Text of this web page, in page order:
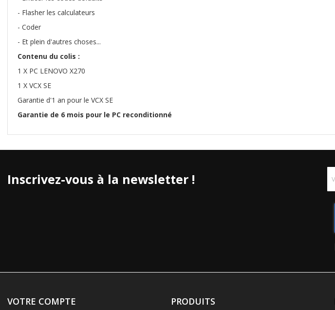
- Flasher les calculateurs
- Coder
- Et plein d'autres choses...
Contenu du colis :
1 X PC LENOVO X270
1 X VCX SE
Garantie d'1 an pour le VCX SE
Garantie de 6 mois pour le PC reconditionné
Inscrivez-vous à la newsletter !
VOTRE COMPTE PRODUITS